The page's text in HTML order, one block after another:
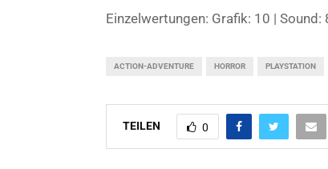
Einzelwertungen: Grafik: 10 |
ACTION-ADVENTURE HORROR PLAYSTATION
TEILEN 0